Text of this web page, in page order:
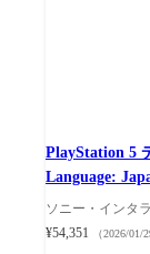
PlayStation 5
Language:
ソニー・インタ
¥54,351
（2026/01/